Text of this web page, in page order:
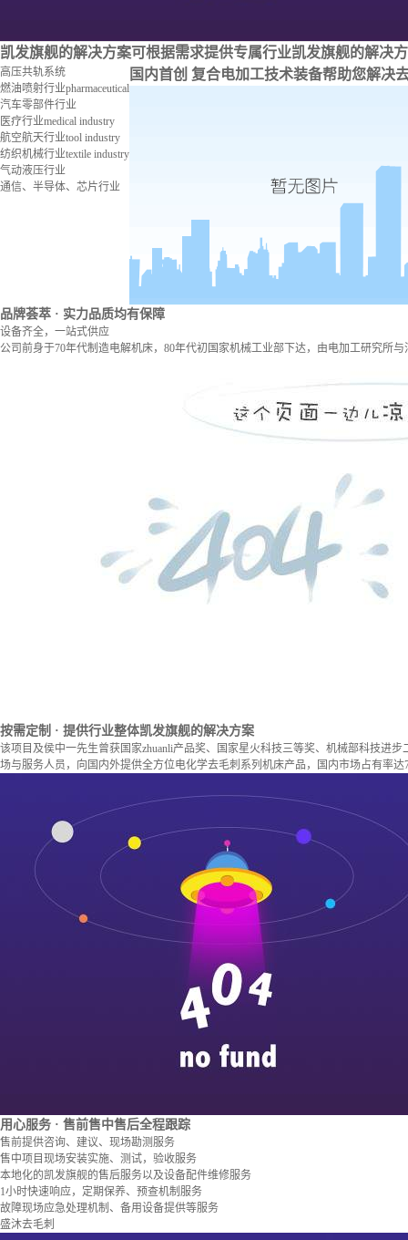
凯发旗舰的解决方案可根据需求提供专属行业凯发旗舰的解决
高压共轨系统
燃油喷射行业pharmaceutical
汽车零部件行业
医疗行业medical industry
航空航天行业tool industry
纺织机械行业textile industry
气动液压行业
通信、半导体、芯片行业
国内首创 复合电加工技术装备帮助您解决
品牌荟萃 · 实力品质均有保障
设备齐全，一站式供应
公司前身于70年代制造电解机床，80年代初国家机械工业部下达，由电加工研究所
按需定制 · 提供行业整体凯发旗舰的解决方案
该项目及侯中一先生曾获国家zhuanli产品奖、国家星火科技三等奖、机械部科技进
场与服务人员，向国内外提供全方位电化学去毛刺系列机床产品，国内市场占有率达
用心服务 · 售前售中售后全程跟踪
售前提供咨询、建议、现场勘测服务
售中项目现场安装实施、测试，验收服务
本地化的凯发旗舰的售后服务以及设备配件维修服务
1小时快速响应，定期保养、预查机制服务
故障现场应急处理机制、备用设备提供等服务
盛沐去毛刺